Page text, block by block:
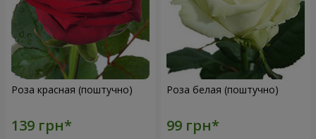
Роза красная (поштучно) Роза белая (поштучно)